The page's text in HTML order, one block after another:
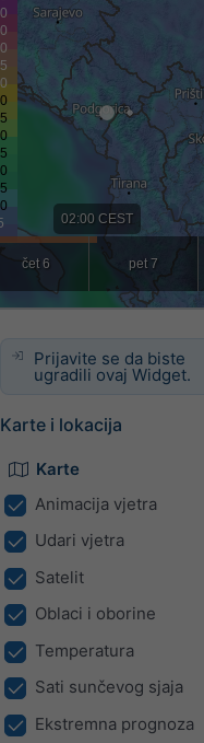
Prijavite se da biste
ugradili ovaj Widget.
Karte i lokacija
Karte
Animacija vjetra
Udari vjetra
Satelit
Oblaci i oborine
Temperatura
Sati sunčevog sjaja
Ekstremna prognoza